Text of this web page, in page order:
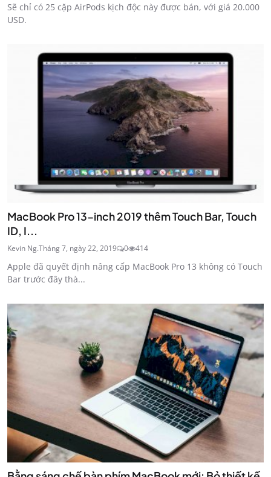
Sẽ chỉ có 25 cặp AirPods kịch độc này được bán, với giá 20.000
USD.
MacBook Pro 13-inch 2019 thêm Touch Bar, Touch
ID, I...
Kevin Ng.Tháng 7, ngày 22, 2019 0 414
Apple đã quyết định nâng cấp MacBook Pro 13 không có Touch
Bar trước đây thà...